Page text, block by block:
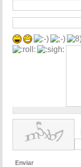
Enviar